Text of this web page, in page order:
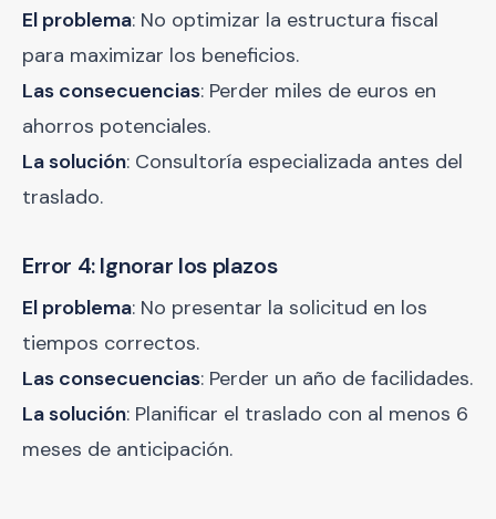
El problema: No optimizar la estructura fiscal
para maximizar los beneficios.
Las consecuencias: Perder miles de euros en
ahorros potenciales.
La solución: Consultoría especializada antes del
traslado.
Error 4: Ignorar los plazos
El problema: No presentar la solicitud en los
tiempos correctos.
Las consecuencias: Perder un año de facilidades.
La solución: Planificar el traslado con al menos 6
meses de anticipación.